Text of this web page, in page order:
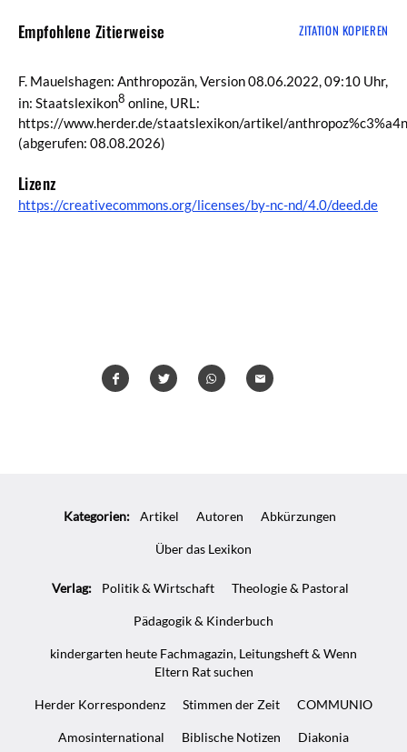
Empfohlene Zitierweise ZITATION KOPIEREN
F. Mauelshagen: Anthropozän, Version 08.06.2022, 09:10 Uhr,
in: Staatslexikon8 online, URL:
https://www.herder.de/staatslexikon/artikel/
(abgerufen: 08.08.2026)
Lizenz
https://creativecommons.org/licenses/by-nc-nd/4.0/deed.de
InfosKategorien: Artikel Autoren Abkürzungen
Über das Lexikon
Verlag: Politik & Wirtschaft Theologie & Pastoral
Pädagogik & Kinderbuch
kindergarten heute Fachmagazin, Leitungsheft & Wenn
Eltern Rat suchen
Herder Korrespondenz Stimmen der Zeit COMMUNIO
Amosinternational Biblische Notizen Diakonia